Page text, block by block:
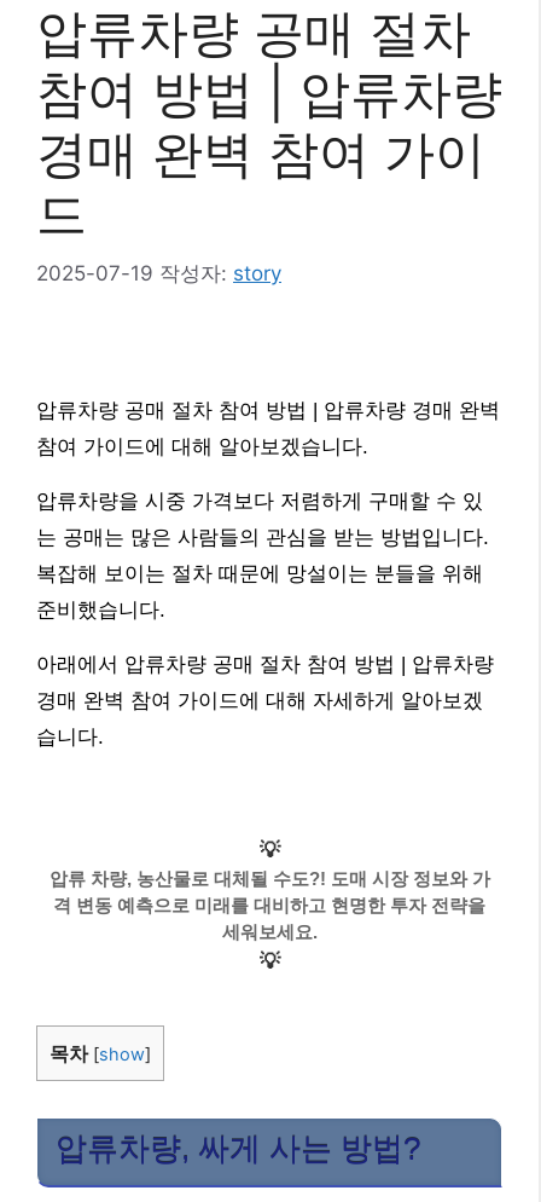
압류차량 공매 절차
참여 방법 | 압류차량
경매 완벽 참여 가이
드
2025-07-19 작성자: story
압류차량 공매 절차 참여 방법 | 압류차량 경매 완벽
참여 가이드에 대해 알아보겠습니다.
압류차량을 시중 가격보다 저렴하게 구매할 수 있
는 공매는 많은 사람들의 관심을 받는 방법입니다.
복잡해 보이는 절차 때문에 망설이는 분들을 위해
준비했습니다.
아래에서 압류차량 공매 절차 참여 방법 | 압류차량
경매 완벽 참여 가이드에 대해 자세하게 알아보겠
습니다.
💡
압류 차량, 농산물로 대체될 수도?! 도매 시장 정보와 가
격 변동 예측으로 미래를 대비하고 현명한 투자 전략을
세워보세요.
💡
목차 [show]
압류차량, 싸게 사는 방법?